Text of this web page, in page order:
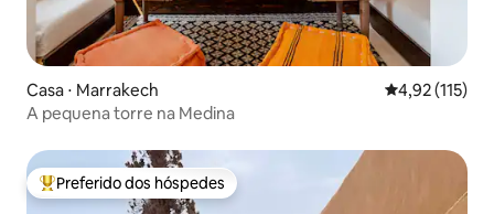
Casa ⋅ Marrakech 4,92 de uma
4,92 (115)
A pequena torre na Medina
Entre os melhores preferidos dos hóspedes
Preferido dos hóspedes